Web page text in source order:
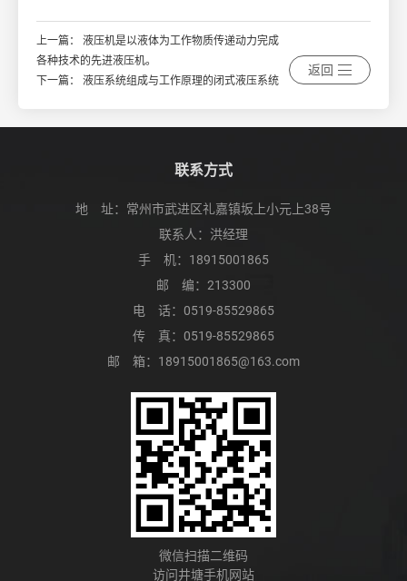
上一篇： 液压机是以液体为工作物质传递动力完成
各种技术的先进液压机。
下一篇： 液压系统组成与工作原理的闭式液压系统
返回
联系方式
地 址：常州市武进区礼嘉镇坂上小元上38号
联系人：洪经理
手 机： 18915001865
邮 编：213300
电 话： 0519-85529865
传 真：0519-85529865
邮 箱： 18915001865@163.com
微信扫描二维码
访问井塘手机网站